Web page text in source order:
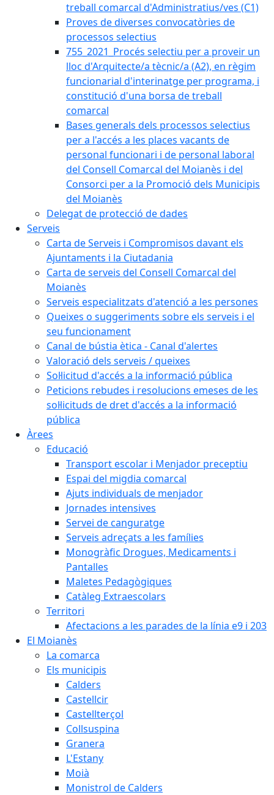
treball comarcal d'Administratius/ves (C1)
Proves de diverses convocatòries de
processos selectius
755_2021_Procés selectiu per a proveir un
lloc d'Arquitecte/a tècnic/a (A2), en règim
funcionarial d'interinatge per programa, i
constitució d'una borsa de treball
comarcal
Bases generals dels processos selectius
per a l'accés a les places vacants de
personal funcionari i de personal laboral
del Consell Comarcal del Moianès i del
Consorci per a la Promoció dels Municipis
del Moianès
Delegat de protecció de dades
Serveis
Carta de Serveis i Compromisos davant els
Ajuntaments i la Ciutadania
Carta de serveis del Consell Comarcal del
Moianès
Serveis especialitzats d'atenció a les persones
Queixes o suggeriments sobre els serveis i el
seu funcionament
Canal de bústia ètica - Canal d'alertes
Valoració dels serveis / queixes
Sol·licitud d'accés a la informació pública
Peticions rebudes i resolucions emeses de les
sol·licituds de dret d'accés a la informació
pública
Àrees
Educació
Transport escolar i Menjador preceptiu
Espai del migdia comarcal
Ajuts individuals de menjador
Jornades intensives
Servei de canguratge
Serveis adreçats a les famílies
Monogràfic Drogues, Medicaments i
Pantalles
Maletes Pedagògiques
Catàleg Extraescolars
Territori
Afectacions a les parades de la línia e9 i 203
El Moianès
La comarca
Els municipis
Calders
Castellcir
Castellterçol
Collsuspina
Granera
L'Estany
Moià
Monistrol de Calders